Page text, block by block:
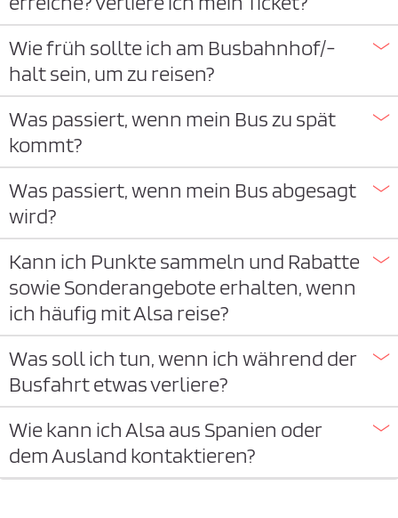
Wie früh sollte ich am Busbahnhof/-
halt sein, um zu reisen?
Was passiert, wenn mein Bus zu spät
kommt?
Was passiert, wenn mein Bus abgesagt
wird?
Kann ich Punkte sammeln und Rabatte
sowie Sonderangebote erhalten, wenn
ich häufig mit Alsa reise?
Was soll ich tun, wenn ich während der
Busfahrt etwas verliere?
Wie kann ich Alsa aus Spanien oder
dem Ausland kontaktieren?